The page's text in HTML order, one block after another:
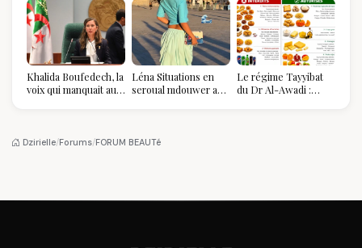
Khalida Boufedech, la
voix qui manquait au
Léna Situations en
seroual mdouwer au
pièce mode de l'été
Le régime Tayyibat
du Dr Al-Awadi :
Dzirielle/Forums/FORUM BEAUTé